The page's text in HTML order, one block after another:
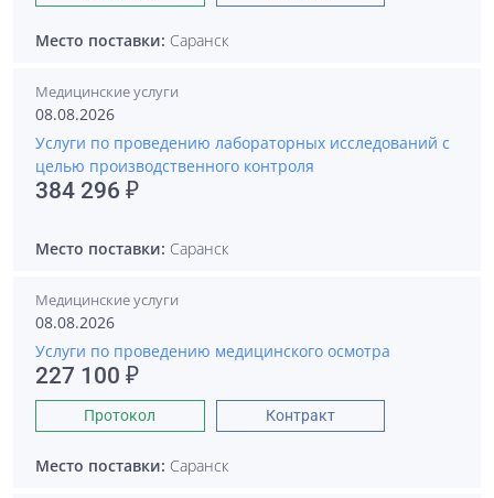
Место поставки: Саранск
Медицинские услуги
08.08.2026
Услуги по проведению лабораторных исследований с
целью производственного контроля
384 296 ₽
Место поставки: Саранск
Медицинские услуги
08.08.2026
Услуги по проведению медицинского осмотра
227 100 ₽
Протокол Контракт
Место поставки: Саранск